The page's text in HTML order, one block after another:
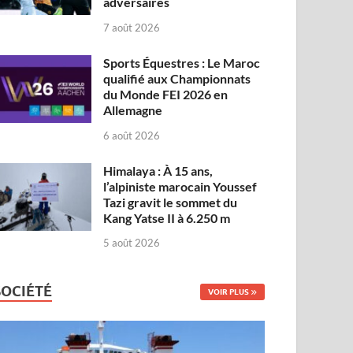
7 août 2026
Sports Équestres : Le Maroc
qualifié aux Championnats
du Monde FEI 2026 en
Allemagne
6 août 2026
Himalaya : À 15 ans,
l’alpiniste marocain Youssef
Tazi gravit le sommet du
Kang Yatse II à 6.250 m
5 août 2026
VOIR PLUS